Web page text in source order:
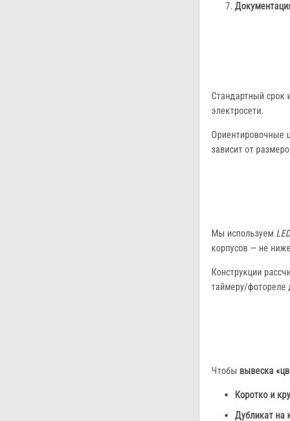
Стандартный срок
электросети.
Ориентировочные
зависит от
Мы используем
корпусов — не
Конструкции
таймеру/фотореле
Чтобы вывеска
Коротко и
Дубликат на